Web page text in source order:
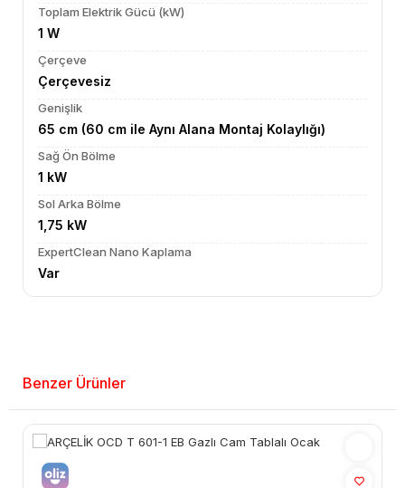
Toplam Elektrik Gücü (kW)
1 W
Çerçeve
Çerçevesiz
Genişlik
65 cm (60 cm ile Aynı Alana Montaj Kolaylığı)
Sağ Ön Bölme
1 kW
Sol Arka Bölme
1,75 kW
ExpertClean Nano Kaplama
Var
Benzer Ürünler